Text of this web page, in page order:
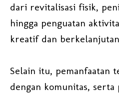
dari revitalisasi fisik,
hingga penguatan
kreatif dan
Selain itu, pemanfaatan
dengan komunitas, serta